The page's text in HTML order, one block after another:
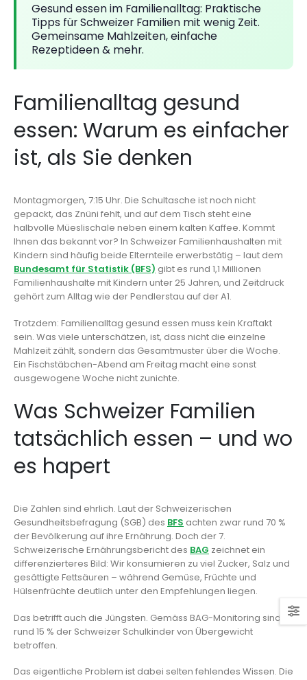
Gesund essen im Familienalltag: Praktische
Tipps für Schweizer Familien mit wenig Zeit.
Gemeinsame Mahlzeiten, einfache
Rezeptideen & mehr.
Familienalltag gesund
essen: Warum es einfacher
ist, als Sie denken
Montagmorgen, 7:15 Uhr. Die Schultasche ist noch nicht
gepackt, das Znüni fehlt, und auf dem Tisch steht eine
halbvolle Müeslischale neben einem kalten Kaffee. Kommt
Ihnen das bekannt vor? In Schweizer Familienhaushalten mit
Kindern sind häufig beide Elternteile erwerbstätig – laut dem
Bundesamt für Statistik (BFS) gibt es rund 1,1 Millionen
Familienhaushalte mit Kindern unter 25 Jahren, und Zeitdruck
gehört zum Alltag wie der Pendlerstau auf der A1.
Trotzdem: Familienalltag gesund essen muss kein Kraftakt
sein. Was viele unterschätzen, ist, dass nicht die einzelne
Mahlzeit zählt, sondern das Gesamtmuster über die Woche.
Ein Fischstäbchen-Abend am Freitag macht eine sonst
ausgewogene Woche nicht zunichte.
Was Schweizer Familien
tatsächlich essen – und wo
es hapert
Die Zahlen sind ehrlich. Laut der Schweizerischen
Gesundheitsbefragung (SGB) des BFS achten zwar rund 70 %
der Bevölkerung auf ihre Ernährung. Doch der 7.
Schweizerische Ernährungsbericht des BAG zeichnet ein
differenzierteres Bild: Wir konsumieren zu viel Zucker, Salz und
gesättigte Fettsäuren – während Gemüse, Früchte und
Hülsenfrüchte deutlich unter den Empfehlungen liegen.
Das betrifft auch die Jüngsten. Gemäss BAG-Monitoring sind
rund 15 % der Schweizer Schulkinder von Übergewicht
betroffen.
Das eigentliche Problem ist dabei selten fehlendes Wissen. Die